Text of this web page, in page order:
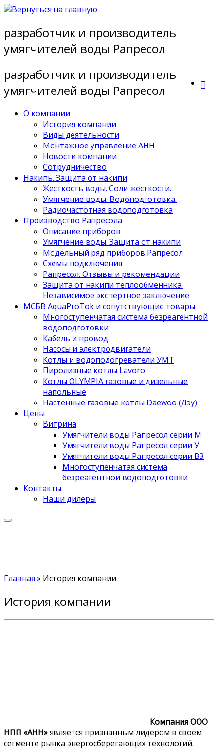
Перейти
содержимому
разработчик и производитель
умягчителей воды Рапресол
разработчик и производитель
умягчителей воды Рапресол
О компании
История компании
Виды деятельности
Монтажное управление АНН
Новости компании
Сотрудничество
Накипь. Защита от накипи
Жесткость воды. Соли жесткости.
Умягчение воды. Водоподготовка.
Радиочастотная водоподготовка
Производство Рапресола
Описание приборов
Умягчение воды. Защита от накипи
Модельный ряд приборов Рапресол
Схемы подключения
Рапресол. Отзывы и рекомендации
Защита от накипи теплообменника.
Независимое экспертное заключение
МСБВ AquaProTok и сопутствующие товары
Многоступенчатая система безреагентной
водоподготовки
Кабель и провод
Насосы и электродвигатели
Котлы и водоподогреватели УМТ
Пиролизные котлы Lavoro
Котлы OLYMPIA газовые и дизельные
напольные
Настенные газовые котлы Daewoo (Дэу)
Цены
Витрина
Умягчители воды Рапресол серии М
Умягчители воды Рапресол серии У
Умягчители воды Рапресол серии ВЗ
Многоступенчатая система
безреагентной водоподготовки
Контакты
Наши дилеры
Главная » История компании
История компании
Компания ООО
НПП «АНН»является признанным лидером в своем
сегменте рынка энергосберегающих технологий.